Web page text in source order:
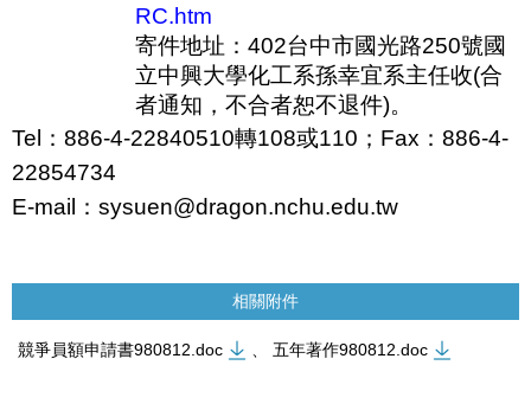
RC.htm
寄件地址： 402台中市國光路250號國
立中興大學化工系孫幸宜系主任收(合
者通知，不合者恕不退件)。
Tel ： 886-4-22840510轉108或110 ； Fax ： 886-4-
22854734
E-mail ： sysuen@dragon.nchu.edu.tw
相關附件
競爭員額申請書980812.doc 五年著作980812.doc